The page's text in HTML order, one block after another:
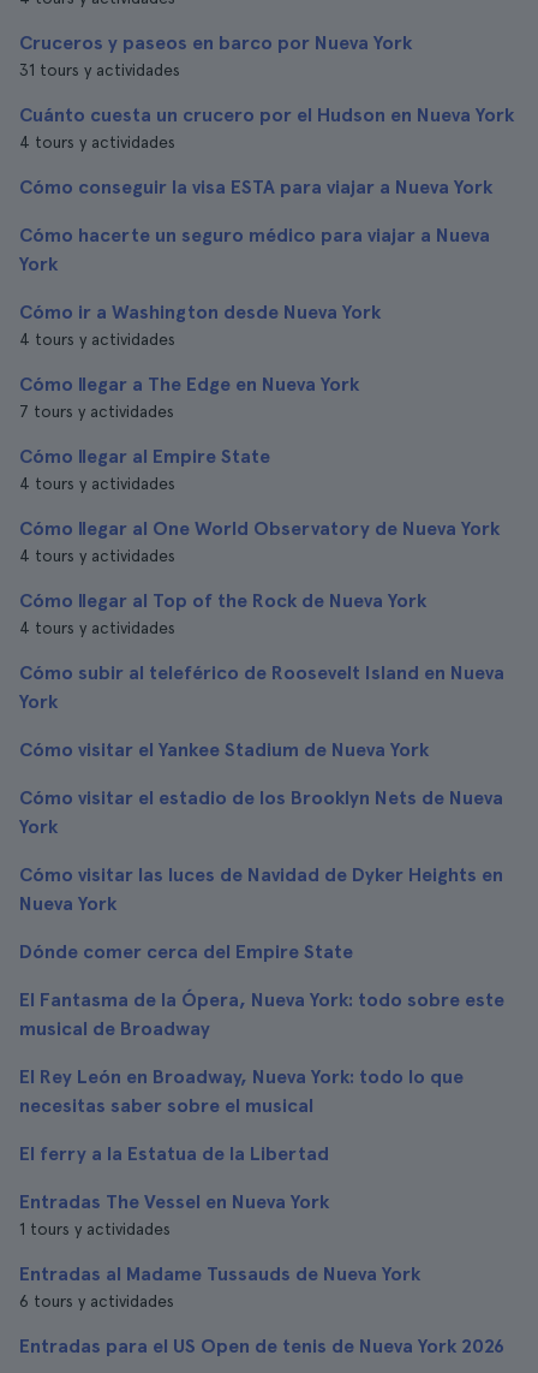
Cruceros y paseos en barco por Nueva York
31 tours y actividades
Cuánto cuesta un crucero por el Hudson en Nueva York
4 tours y actividades
Cómo conseguir la visa ESTA para viajar a Nueva York
Cómo hacerte un seguro médico para viajar a Nueva
York
Cómo ir a Washington desde Nueva York
4 tours y actividades
Cómo llegar a The Edge en Nueva York
7 tours y actividades
Cómo llegar al Empire State
4 tours y actividades
Cómo llegar al One World Observatory de Nueva York
4 tours y actividades
Cómo llegar al Top of the Rock de Nueva York
4 tours y actividades
Cómo subir al teleférico de Roosevelt Island en Nueva
York
Cómo visitar el Yankee Stadium de Nueva York
Cómo visitar el estadio de los Brooklyn Nets de Nueva
York
Cómo visitar las luces de Navidad de Dyker Heights en
Nueva York
Dónde comer cerca del Empire State
El Fantasma de la Ópera, Nueva York: todo sobre este
musical de Broadway
El Rey León en Broadway, Nueva York: todo lo que
necesitas saber sobre el musical
El ferry a la Estatua de la Libertad
Entradas The Vessel en Nueva York
1 tours y actividades
Entradas al Madame Tussauds de Nueva York
6 tours y actividades
Entradas para el US Open de tenis de Nueva York 2026